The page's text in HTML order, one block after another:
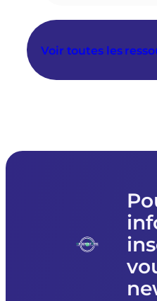
Voir toutes les